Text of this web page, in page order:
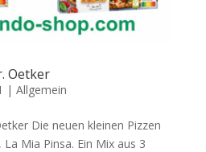
Oetker
| Allgemein
Die neuen kleinen Pizzen
Mia Pinsa. Ein Mix aus 3